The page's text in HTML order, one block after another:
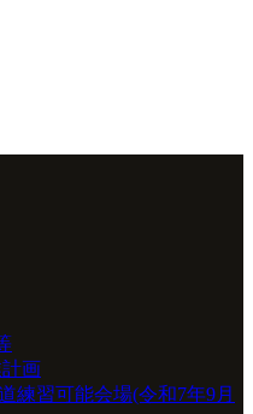
画
練習可能会場(令和7年9月